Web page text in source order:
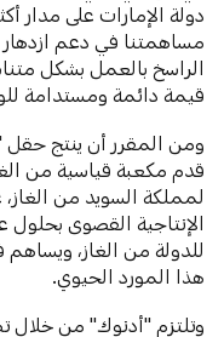
دولة الإمارات على مدار
مساهمتنا في دعم ازدهار
الراسخ بالعمل بشكل
قيمة دائمة ومستدامة
قدم مكعبة قياسية من
لمملكة السويد من الغاز،
للدولة من الغاز، ويساهم
هذا المورد الحيوي.
وتلتزم "أدنوك" من خلال